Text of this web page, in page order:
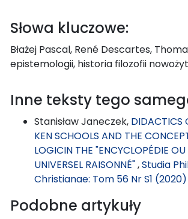
Słowa kluczowe:
Błażej Pascal, René Descartes,
epistemologii, historia filozofii
Inne teksty tego
Stanisław Janeczek, DIDACTICS
KEN SCHOOLS AND THE
LOGICIN THE "ENCYCLOPÉDIE
UNIVERSEL RAISONNÉ",Studia
Christianae: Tom 56 Nr S1 (2020)
Podobne artykuły